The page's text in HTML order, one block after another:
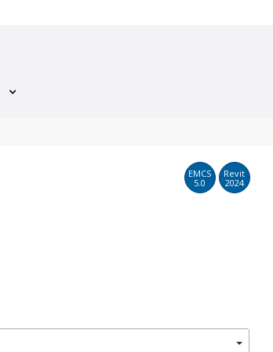
EMCS
5.0
Revit
2024